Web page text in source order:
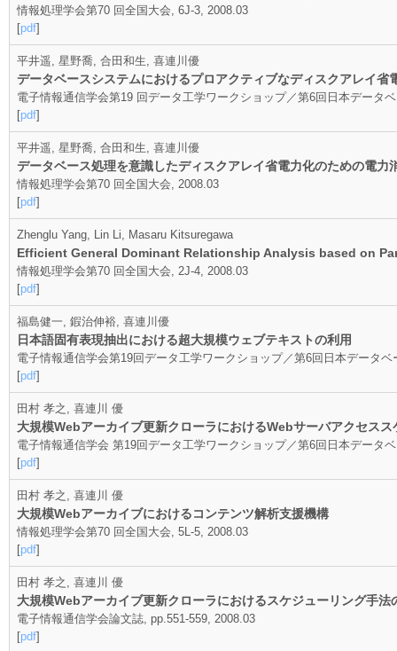
情報処理学会第70 回全国大会, 6J-3, 2008.03
[pdf]
平井遥, 星野喬, 合田和生, 喜連川優
データベースシステムにおけるプロアクティブなディスクアレイ省
電子情報通信学会第19 回データ工学ワークショップ／第6回日本データ
[pdf]
平井遥, 星野喬, 合田和生, 喜連川優
データベース処理を意識したディスクアレイ省電力化のための電力
情報処理学会第70 回全国大会, 2008.03
[pdf]
Zhenglu Yang, Lin Li, Masaru Kitsuregawa
Efficient General Dominant Relationship Analysis based on
情報処理学会第70 回全国大会, 2J-4, 2008.03
[pdf]
福島健一, 鍜治伸裕, 喜連川優
日本語固有表現抽出における超大規模ウェブテキストの利用
電子情報通信学会第19回データ工学ワークショップ／第6回日本データ
[pdf]
田村 孝之, 喜連川 優
大規模Webアーカイブ更新クローラにおけるWebサーバアクセス
電子情報通信学会 第19回データ工学ワークショップ／第6回日本データ
[pdf]
田村 孝之, 喜連川 優
大規模Webアーカイブにおけるコンテンツ解析支援機構
情報処理学会第70 回全国大会, 5L-5, 2008.03
[pdf]
田村 孝之, 喜連川 優
大規模Webアーカイブ更新クローラにおけるスケジューリング手法
電子情報通信学会論文誌, pp.551-559, 2008.03
[pdf]